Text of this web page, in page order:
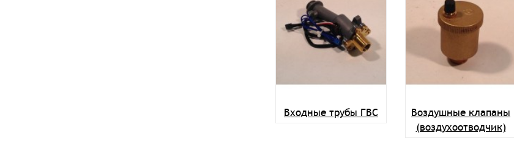
Входные трубы ГВС
Воздушные клапаны
(воздухоотводчик)